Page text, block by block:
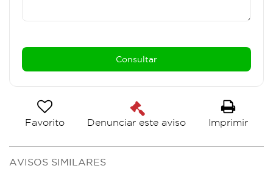
Favorito Denunciar este aviso Imprimir
AVISOS SIMILARES